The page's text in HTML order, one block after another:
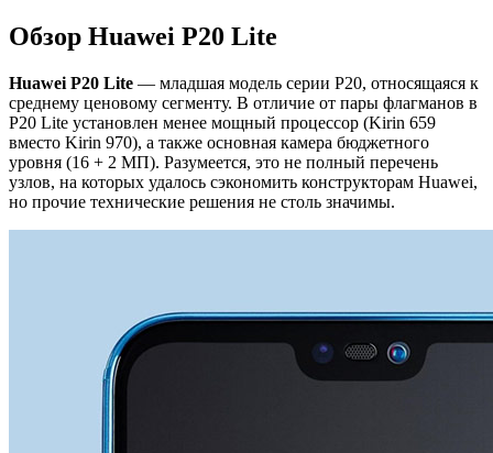
Обзор Huawei P20 Lite
Huawei P20 Lite — младшая модель серии P20, относящаяся к
среднему ценовому сегменту. В отличие от пары флагманов в
P20 Lite установлен менее мощный процессор (Kirin 659
вместо Kirin 970), а также основная камера бюджетного
уровня (16 + 2 МП). Разумеется, это не полный перечень
узлов, на которых удалось сэкономить конструкторам Huawei,
но прочие технические решения не столь значимы.